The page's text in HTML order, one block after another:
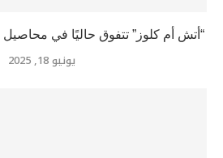
“أتش أم كلوز” تتفوق حاليًا في محاصيل
يونيو 18, 2025